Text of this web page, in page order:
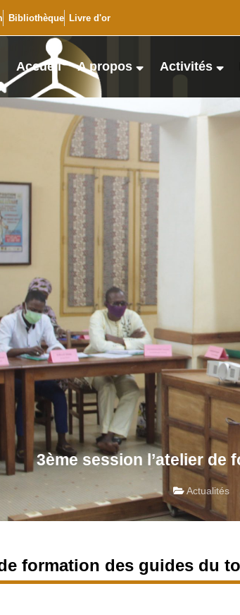
Bibliothèque Livre d'or
Accueil A propos Activités
3ème session l’atelier de
Actualités
formation des guides du